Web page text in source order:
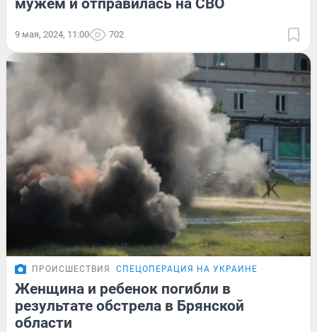
мужем и отправилась на СВО
9 мая, 2024, 11:00 702
ПРОИСШЕСТВИЯ СПЕЦОПЕРАЦИЯ НА УКРАИНЕ
Женщина и ребенок погибли в
результате обстрела в Брянской
области